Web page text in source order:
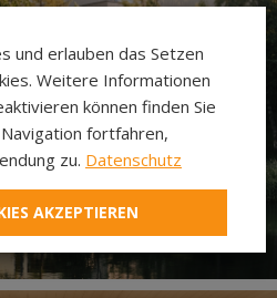
und erlauben das Setzen
Weitere Informationen
können finden Sie
fortfahren,
zu. Datenschutz
AKZEPTIEREN